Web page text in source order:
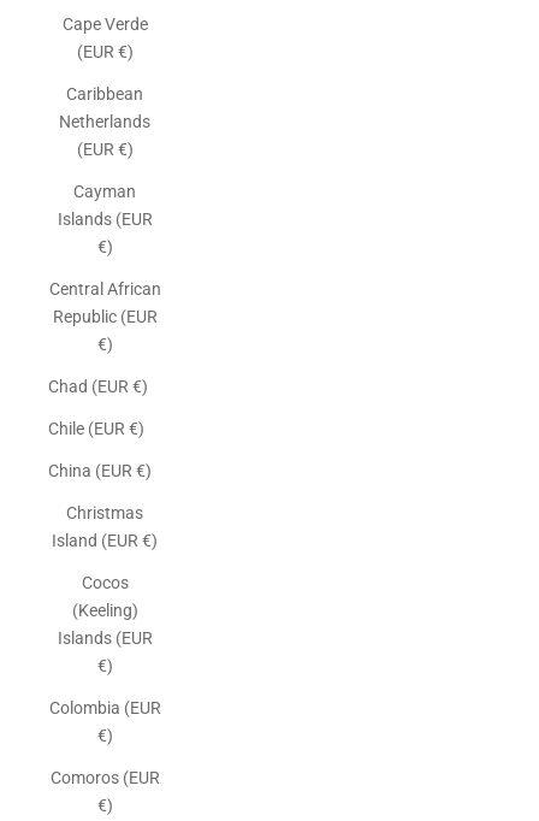
Cape Verde
(EUR €)
Caribbean
Netherlands
(EUR €)
Cayman
Islands (EUR
€)
Central African
Republic (EUR
€)
Chad (EUR €)
Chile (EUR €)
China (EUR €)
Christmas
Island (EUR €)
Cocos
(Keeling)
Islands (EUR
€)
Colombia (EUR
€)
Comoros (EUR
€)